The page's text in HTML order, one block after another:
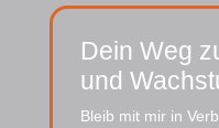
Dein Weg
und
Bleib mit mir in